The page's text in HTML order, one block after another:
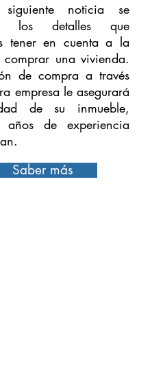
noticia se
los detalles que
tener en cuenta a la
una vivienda.
de compra a través
empresa le asegurará
de su inmueble,
años de experiencia
Saber más